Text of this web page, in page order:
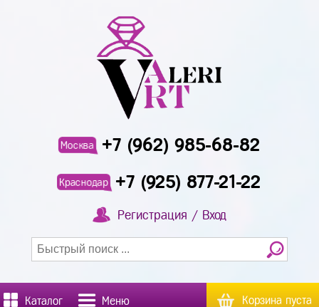
Москва +7 (962) 985-68-82
Краснодар +7 (925) 877-21-22
Регистрация / Вход
Каталог Меню Корзина пуста